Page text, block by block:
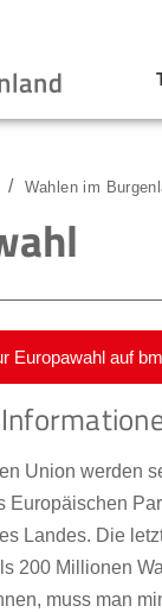
Wahlen im
Europawahl auf
Union werden
Europäischen
Landes. Die
200 Millionen
muss man